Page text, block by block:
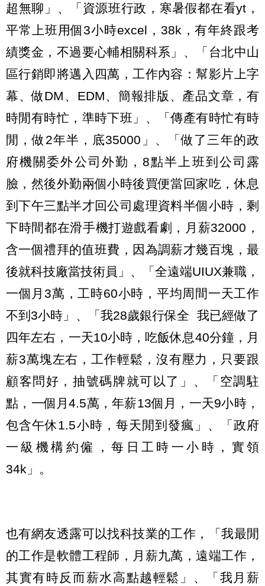
超無聊」、「資源班行政，寒暑假都在看yt，
平常上班用個3小時excel，38k，有年終跟考
績獎金，不過要心輔相關科系」、「台北中山
區行銷即將邁入四萬，工作內容：幫影片上字
幕、做DM、EDM、簡報排版、產品文章，有
時閒有時忙，準時下班」、「傳產有時忙有時
閒，做2年半，底35000」、「做了三年的政
府機關委外公司外勤，8點半上班到公司露
臉，然後外勤兩個小時後買便當回家吃，休息
到下午三點半才回公司處理資料半個小時，剩
下時間都在滑手機打遊戲看劇，月薪32000，
含一個禮拜的值班費，因為調薪才幾百塊，最
後就科技廠當技術員」、「全遠端UIUX兼職，
一個月3萬，工時60小時，平均周間一天工作
不到3小時」、「我28歲銀行保全 我已經做了
四年左右，一天10小時，吃飯休息40分鐘，月
薪3萬塊左右，工作輕鬆，沒有壓力，只要跟
顧客問好，抽號碼牌就可以了」、「空調駐
點，一個月4.5萬，年薪13個月，一天9小時，
包含午休1.5小時，每天閒到發瘋」、「政府
一級機構約僱，每日工時一小時，實領
34k」。
也有網友透露可以找科技業的工作，「我最閒
的工作是軟體工程師，月薪九萬，遠端工作，
其實有時反而薪水高點越輕鬆」、「我月薪